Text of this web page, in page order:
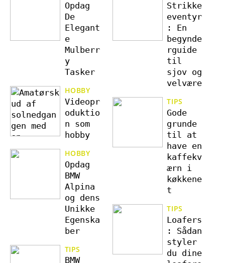
Opdag
De
Elegant
e
Mulberr
y
Tasker
HOBBY
Videopr
oduktio
n som
hobby
HOBBY
Opdag
BMW
Alpina
og dens
Unikke
Egenska
ber
TIPS
BMW
Strikke
eventyr
: En
begynde
rguide
til
sjov og
velvære
TIPS
Gode
grunde
til at
have en
kaffekv
ærn i
køkkene
t
TIPS
Loafers
: Sådan
styler
du dine